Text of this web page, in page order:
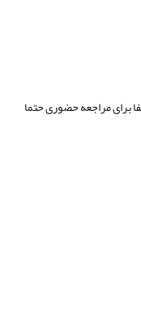
انقلاب،خ روانمهر-پلاک 144واحد 2 (لطفا برای مراجعه حضوری حتما